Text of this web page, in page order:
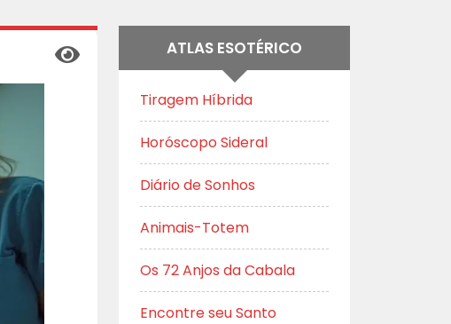
ATLAS ESOTÉRICO
Tiragem Híbrida
Horóscopo Sideral
Diário de Sonhos
Animais-Totem
Os 72 Anjos da Cabala
Encontre seu Santo